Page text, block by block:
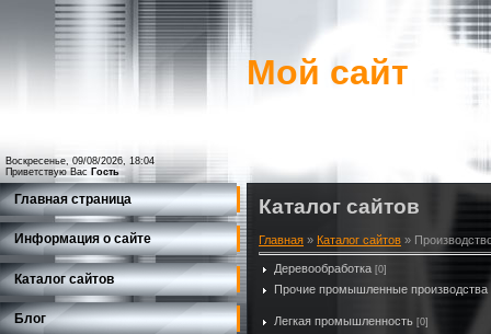
Воскресенье, 09/08/2026, 18:04
Приветствую Вас Гость
Мой сайт
Главная страница
Информация о сайте
Каталог сайтов
Блог
Каталог сайтов
Главная » Каталог сайтов »
Деревообработка [0]
Прочие промышленные производства
Легкая промышленность [0]